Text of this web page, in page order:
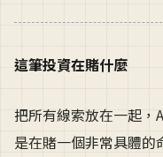
這筆投資在賭什麼
把所有線索放在一起，
是在賭一個非常具體的